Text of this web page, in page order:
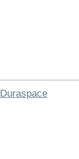
Duraspace